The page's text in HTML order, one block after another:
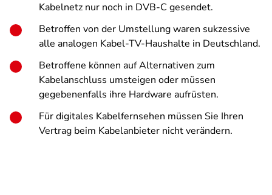
Kabelnetz nur noch in DVB-C gesendet.
Betroffen von der Umstellung waren sukzessive
alle analogen Kabel-TV-Haushalte in Deutschland.
Betroffene können auf Alternativen zum
Kabelanschluss umsteigen oder müssen
gegebenenfalls ihre Hardware aufrüsten.
Für digitales Kabelfernsehen müssen Sie Ihren
Vertrag beim Kabelanbieter nicht verändern.